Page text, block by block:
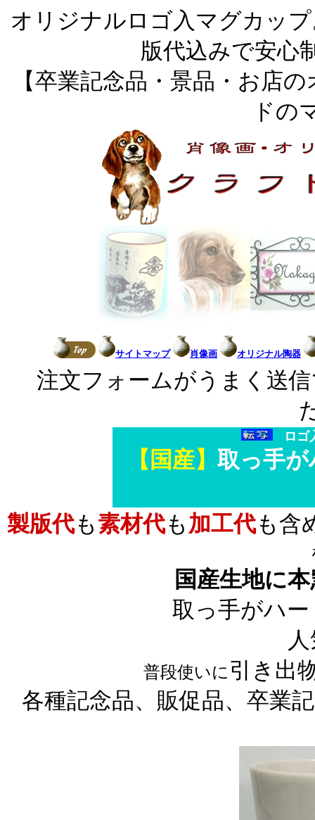
オリジナルロゴ入マグカッ
版代込みで安心
【卒業記念品・景品・お店
ドの
サイトマップ 肖像画 オリジナル陶器
注文フォームがうまく送
ロ
【国産】 取っ手
製版代も 素材代も 加工代も含
国産生地に
取っ手がハ
普段使いに 引き出
各種記念品、販促品、卒業